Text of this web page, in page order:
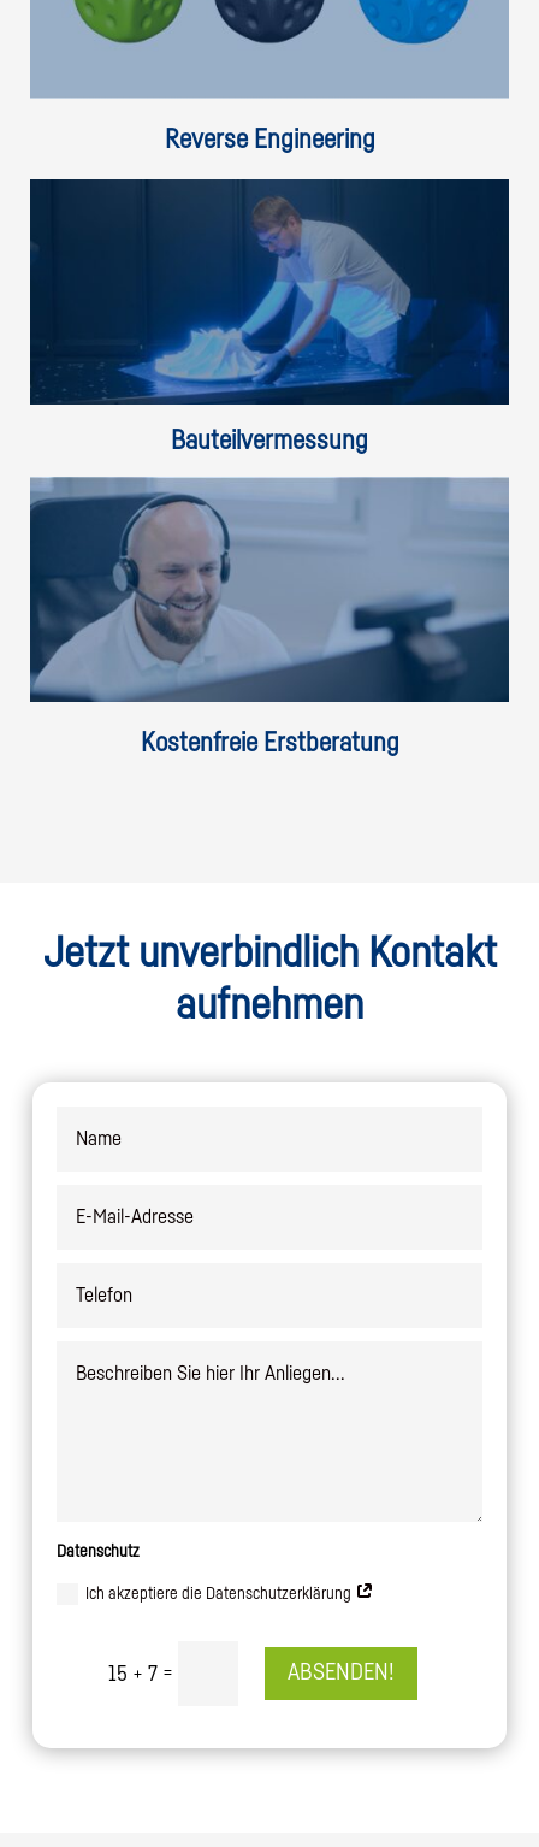
Reverse Engineering
Bauteilvermessung
Kostenfreie Erstberatung
Jetzt unverbindlich Kontakt
aufnehmen
Datenschutz
Ich akzeptiere die Datenschutzerklärung
15 + 7 = ABSENDEN!
Alternative: